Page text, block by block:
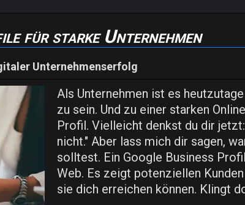
für starke Unternehmen
Unternehmenserfolg
Als Unternehmen ist es
zu sein. Und zu einer starken
Profil. Vielleicht denkst du dir
nicht." Aber lass mich dir sagen,
solltest. Ein Google Business
Web. Es zeigt potenziellen
sie dich erreichen können. Klingt